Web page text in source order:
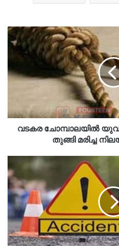
വടകര ചോമ്പാലയിൽ
തുങ്ങി മരിച്ച